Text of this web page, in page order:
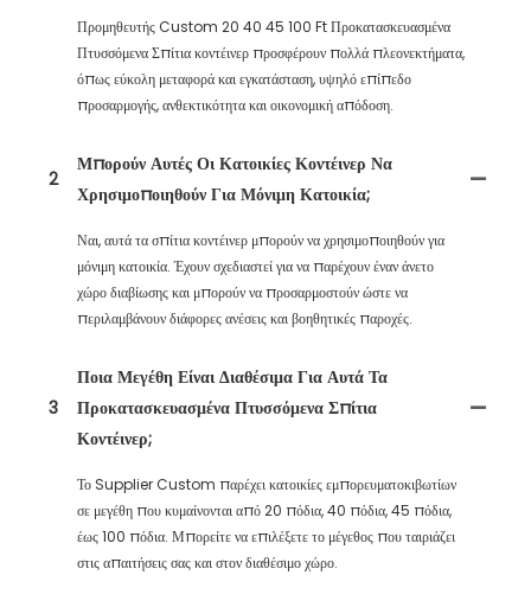
Προμηθευτής Custom 20 40 45 100 Ft Προκατασκευασμένα
Πτυσσόμενα Σπίτια κοντέινερ προσφέρουν πολλά πλεονεκτήματα,
όπως εύκολη μεταφορά και εγκατάσταση, υψηλό επίπεδο
προσαρμογής, ανθεκτικότητα και οικονομική απόδοση.
2
Μπορούν Αυτές Οι Κατοικίες Κοντέινερ Να
Χρησιμοποιηθούν Για Μόνιμη Κατοικία;
Ναι, αυτά τα σπίτια κοντέινερ μπορούν να χρησιμοποιηθούν για
μόνιμη κατοικία. Έχουν σχεδιαστεί για να παρέχουν έναν άνετο
χώρο διαβίωσης και μπορούν να προσαρμοστούν ώστε να
περιλαμβάνουν διάφορες ανέσεις και βοηθητικές παροχές.
3
Ποια Μεγέθη Είναι Διαθέσιμα Για Αυτά Τα
Προκατασκευασμένα Πτυσσόμενα Σπίτια
Κοντέινερ;
Το Supplier Custom παρέχει κατοικίες εμπορευματοκιβωτίων
σε μεγέθη που κυμαίνονται από 20 πόδια, 40 πόδια, 45 πόδια,
έως 100 πόδια. Μπορείτε να επιλέξετε το μέγεθος που ταιριάζει
στις απαιτήσεις σας και στον διαθέσιμο χώρο.